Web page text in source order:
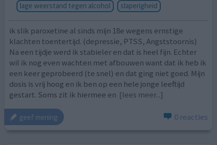
lage weerstand tegen alcohol
slaperigheid
ik slik paroxetine al sinds mijn 18e wegens ernstige
klachten toentertijd. (depressie, PTSS, Angststoornis)
Na een tijdje werd ik stabieler en dat is heel fijn. Echter
wil ik nog even wachten met afbouwen want dat ik heb ik
een keer geprobeerd (te snel) en dat ging niet goed. Mijn
dosis is vrij hoog en ik ben op een hele jonge leeftijd
gestart. Soms zit ik hiermee en [lees meer...]
geef mening 0 reacties